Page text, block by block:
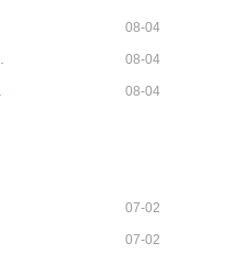
08-04
08-04
08-04
07-02
07-02